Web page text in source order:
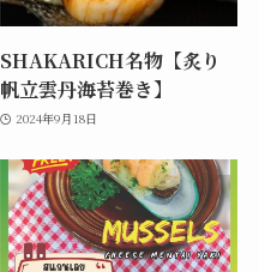
SHAKARICH名物【炙り
帆立雲丹海苔巻き】
2024年9月18日